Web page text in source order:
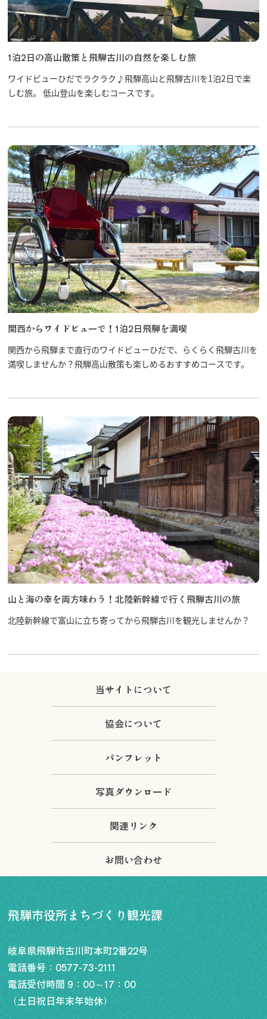
1泊2日の高山散策と飛騨古川の自然を楽しむ旅
ワイドビューひだでラクラク♪飛騨高山と飛騨古川を1泊2日で楽
しむ旅。 低山登山を楽しむコースです。
関西からワイドビューで！1泊2日飛騨を満喫
関西から飛騨まで直行のワイドビューひだで、らくらく飛騨古川を
満喫しませんか？飛騨高山散策も楽しめるおすすめコースです。
山と海の幸を両方味わう！北陸新幹線で行く飛騨古川の旅
北陸新幹線で富山に立ち寄ってから飛騨古川を観光しませんか？
当サイトについて
協会について
パンフレット
写真ダウンロード
関連リンク
お問い合わせ
飛騨市役所まちづくり観光課
岐阜県飛騨市古川町本町2番22号
電話番号： 0577-73-2111
電話受付時間 9：00～17：00
（土日祝日年末年始休）